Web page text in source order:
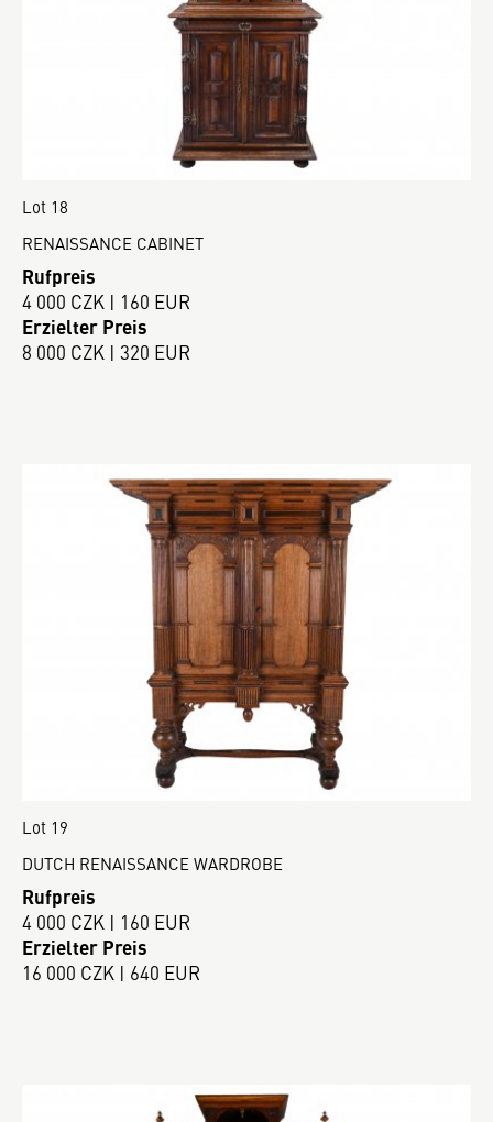
Lot 18
RENAISSANCE CABINET
Rufpreis
4 000 CZK | 160 EUR
Erzielter Preis
8 000 CZK | 320 EUR
Lot 19
DUTCH RENAISSANCE WARDROBE
Rufpreis
4 000 CZK | 160 EUR
Erzielter Preis
16 000 CZK | 640 EUR